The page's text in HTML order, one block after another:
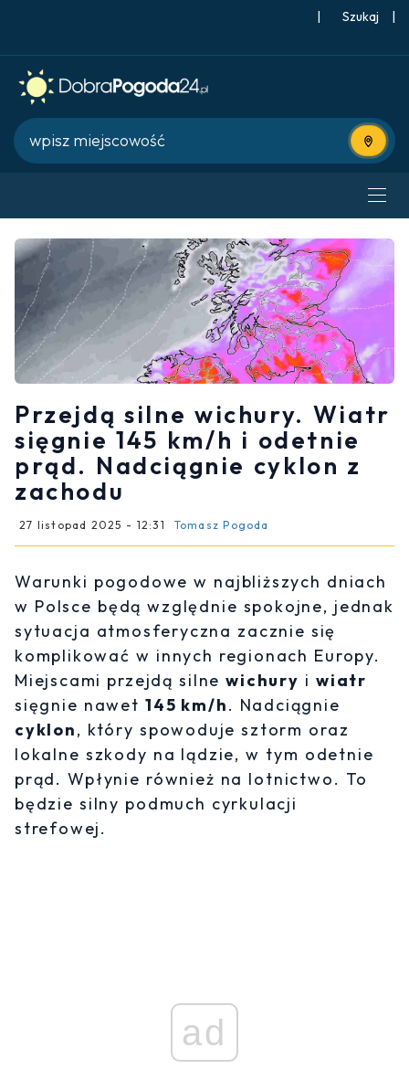
| |
Użyj
Przejdą silne wichury. Wiatr
sięgnie 145 km/h i odetnie
prąd. Nadciągnie cyklon z
zachodu
27 listopad 2025 - 12:31 Tomasz Pogoda
Warunki pogodowe w najbliższych dniach
w Polsce będą względnie spokojne, jednak
sytuacja atmosferyczna zacznie się
komplikować w innych regionach Europy.
Miejscami przejdą silnewichury iwiatr
sięgnie nawet 145 km/h. Nadciągnie
cyklon, który spowoduje sztorm oraz
lokalne szkody na lądzie, w tym odetnie
prąd. Wpłynie również na lotnictwo. To
będzie silny podmuch cyrkulacji
strefowej.
ad